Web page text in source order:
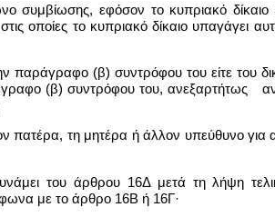
συμβίωσης, εφόσον το κυπριακό δίκαιο
οποίες το κυπριακό δίκαιο υπαγάγει
παράγραφο (β) συντρόφου του είτε του
(β) συντρόφου του, ανεξαρτήτως
πατέρα, τη μητέρα ή άλλον υπεύθυνο για
του άρθρου 16Δ μετά τη λήψη
με το άρθρο 16Β ή 16Γ·